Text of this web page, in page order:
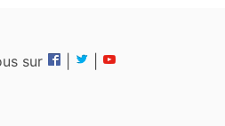
sur